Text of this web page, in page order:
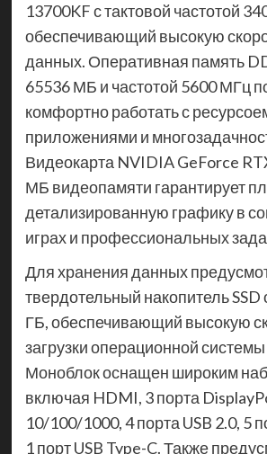
13700KF с тактовой частотой
обеспечивающий высокую
данных. Оперативная память
65536 МБ и частотой 5600 МГц
комфортно работать с
приложениями и
Видеокарта NVIDIA GeForce
МБ видеопамяти гарантирует
детализированную графику в
играх и профессиональных
Для хранения данных
твердотельный накопитель
ГБ, обеспечивающий высокую
загрузки операционной
Моноблок оснащен широким
включая HDMI, 3 порта
10/100/1000, 4 порта USB 2.0, 5
1 порт USB Type-C. Также